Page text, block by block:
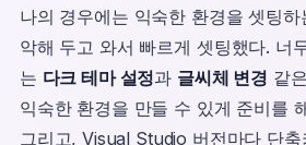
나의 경우에는 익숙한 환경을 셋팅
악해 두고 와서 빠르게 셋팅했다. 너
는 다크 테마 설정과 글씨체 변경 같
익숙한 환경을 만들 수 있게 준비를
그리고, Visual Studio 버전마다 단